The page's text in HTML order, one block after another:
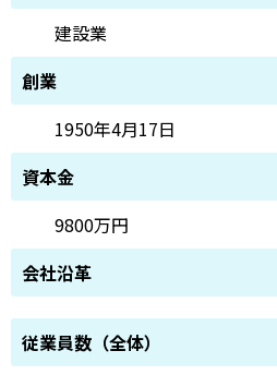
建設業
創業
1950年4月17日
資本金
9800万円
会社沿革
従業員数（全体）